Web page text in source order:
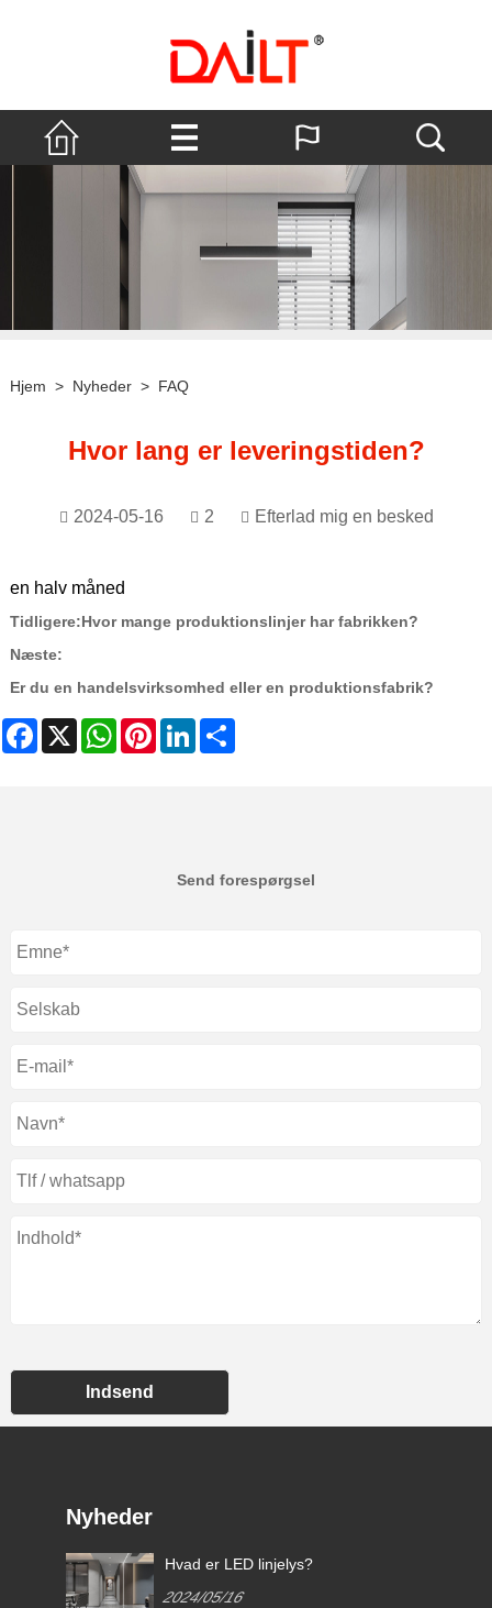
Hjem > Nyheder > FAQ
Hvor lang er leveringstiden?
2024-05-16 2 Efterlad mig en besked
en halv måned
Tidligere:Hvor mange produktionslinjer har fabrikken?
Næste:
Er du en handelsvirksomhed eller en produktionsfabrik?
Facebook WhatsAppPinterestLinkedIn
Send forespørgsel
Indsend
Nyheder
Hvad er LED linjelys?
2024/05/16